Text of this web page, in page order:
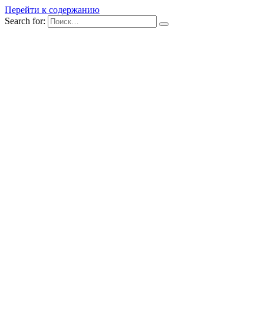
Перейти к содержанию
Search for: